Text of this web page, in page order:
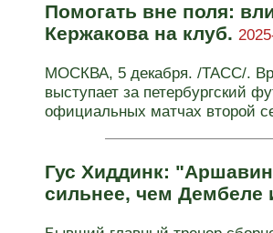
Помогать вне поля:
Кержакова на клуб.
МОСКВА, 5 декабря. /ТАСС/.
выступает за петербургский
официальных матчах второй
Гус Хиддинк:
сильнее, чем